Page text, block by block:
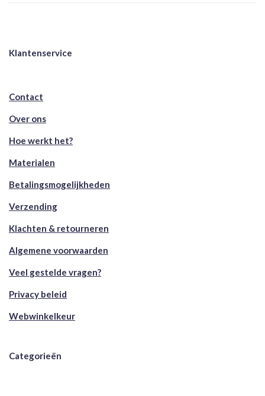
Klantenservice
Contact
Over ons
Hoe werkt het?
Materialen
Betalingsmogelijkheden
Verzending
Klachten & retourneren
Algemene voorwaarden
Veel gestelde vragen?
Privacy beleid
Webwinkelkeur
Categorieën